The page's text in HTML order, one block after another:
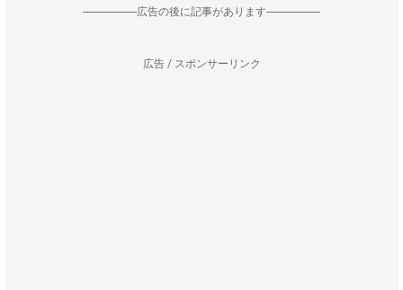
--------------------広告の後に記事があります--------------------
広告 / スポンサーリンク